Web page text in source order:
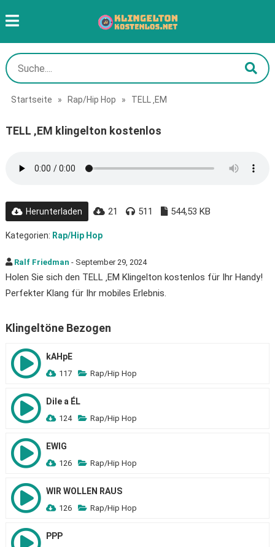
Startseite » Rap/Hip Hop » TELL ‚EM
TELL ‚EM klingelton kostenlos
Herunterladen 21 511 544,53 KB
Kategorien: Rap/Hip Hop
Ralf Friedman - September 29, 2024
Holen Sie sich den TELL ‚EM Klingelton kostenlos für Ihr Handy!
Perfekter Klang für Ihr mobiles Erlebnis.
Klingeltöne Bezogen
kAHpE
117 Rap/Hip Hop
Dile a ÉL
124 Rap/Hip Hop
EWIG
126 Rap/Hip Hop
WIR WOLLEN RAUS
126 Rap/Hip Hop
PPP